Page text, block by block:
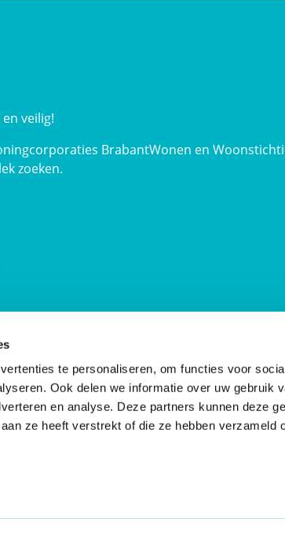
te personaliseren, om functies voor
Ook delen we informatie over uw gebruik
en analyse. Deze partners kunnen deze
ze heeft verstrekt of die ze hebben verzameld
veilig!
BrabantWonen en
zoeken.